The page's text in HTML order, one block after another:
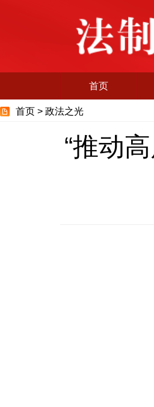
首页
首页 > 政法之光
“推动